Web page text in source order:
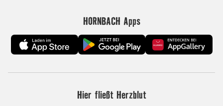
HORNBACH Apps
Hier fließt Herzblut